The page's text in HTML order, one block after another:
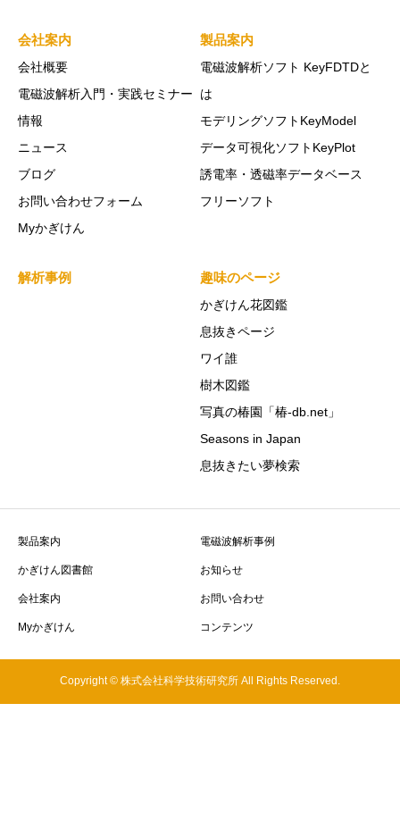
会社案内
会社概要
電磁波解析入門・実践セミナー
情報
ニュース
ブログ
お問い合わせフォーム
Myかぎけん
製品案内
電磁波解析ソフト KeyFDTDと
は
モデリングソフトKeyModel
データ可視化ソフトKeyPlot
誘電率・透磁率データベース
フリーソフト
解析事例 趣味のページ
かぎけん花図鑑
息抜きページ
ワイ誰
樹木図鑑
写真の椿園「椿-db.net」
Seasons in Japan
息抜きたい夢検索
製品案内 電磁波解析事例
かぎけん図書館 お知らせ
会社案内 お問い合わせ
Myかぎけん コンテンツ
Copyright © 株式会社科学技術研究所 All Rights Reserved.